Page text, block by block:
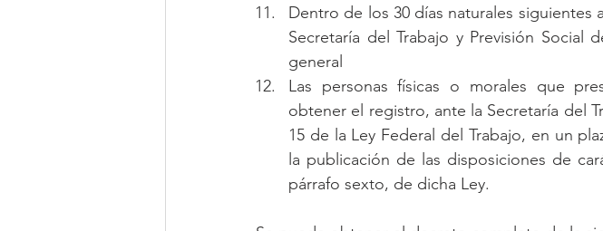
Dentro de los 30 días naturales
Secretaría del Trabajo y Previsión Social
general
Las personas físicas o morales que
obtener el registro, ante la Secretaría del
15 de la Ley Federal del Trabajo, en un
la publicación de las disposiciones de
párrafo sexto, de dicha Ley.